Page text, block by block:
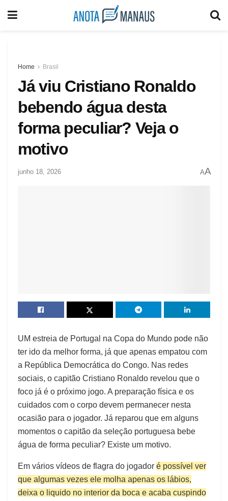
Home Brasil
Já viu Cristiano Ronaldo
bebendo água desta
forma peculiar? Veja o
motivo
junho 18, 2026 AA
UM estreia de Portugal na Copa do Mundo pode não
ter ido da melhor forma, já que apenas empatou com
a República Democrática do Congo. Nas redes
sociais, o capitão Cristiano Ronaldo revelou que o
foco já é o próximo jogo. A preparação física e os
cuidados com o corpo devem permanecer nesta
ocasião para o jogador. Já reparou que em alguns
momentos o capitão da seleção portuguesa bebe
água de forma peculiar? Existe um motivo.
Em vários vídeos de flagra do jogador é possível ver
que algumas vezes ele molha apenas os lábios,
deixa o liquido no interior da boca e acaba cuspindo